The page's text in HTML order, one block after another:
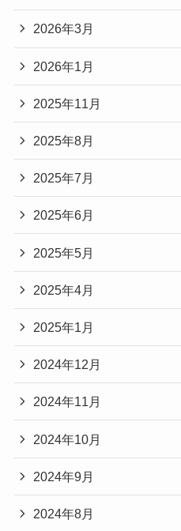
2026年3月
2026年1月
2025年11月
2025年8月
2025年7月
2025年6月
2025年5月
2025年4月
2025年1月
2024年12月
2024年11月
2024年10月
2024年9月
2024年8月